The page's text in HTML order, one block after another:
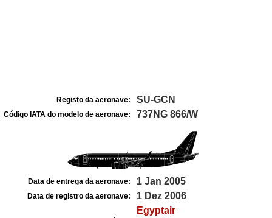
Registo da aeronave: SU-GCN
Código IATA do modelo de aeronave: 737NG 866/W
Data de entrega da aeronave: 1 Jan 2005
Data de registro da aeronave: 1 Dez 2006
Egyptair